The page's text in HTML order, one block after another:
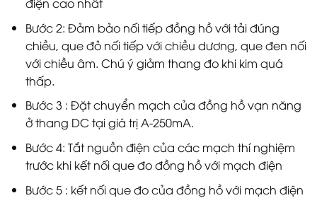
Bước 2: Đảm bảo nối tiếp đồng hồ với tải đúng
chiều, que đỏ nối tiếp với chiều dương, que đen nối
với chiều âm. Chú ý giảm thang đo khi kim quá
thấp.
Bước 3 : Đặt chuyển mạch của đồng hồ vạn năng
ở thang DC tại giá trị A-250mA.
Bước 4: Tắt nguồn điện của các mạch thí nghiệm
trước khi kết nối que đo đồng hồ với mạch điện
Bước 5 : kết nối que đo của đồng hồ với mạch điện